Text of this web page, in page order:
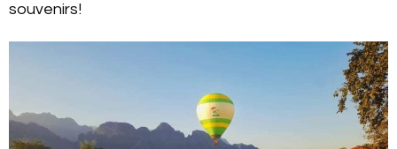
souvenirs!